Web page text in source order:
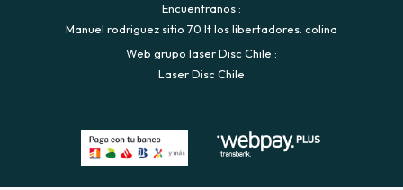
Encuentranos
Manuel rodriguez sitio 70 lt los libertadores. colina
Web grupo laser Disc Chile
Laser Disc Chile